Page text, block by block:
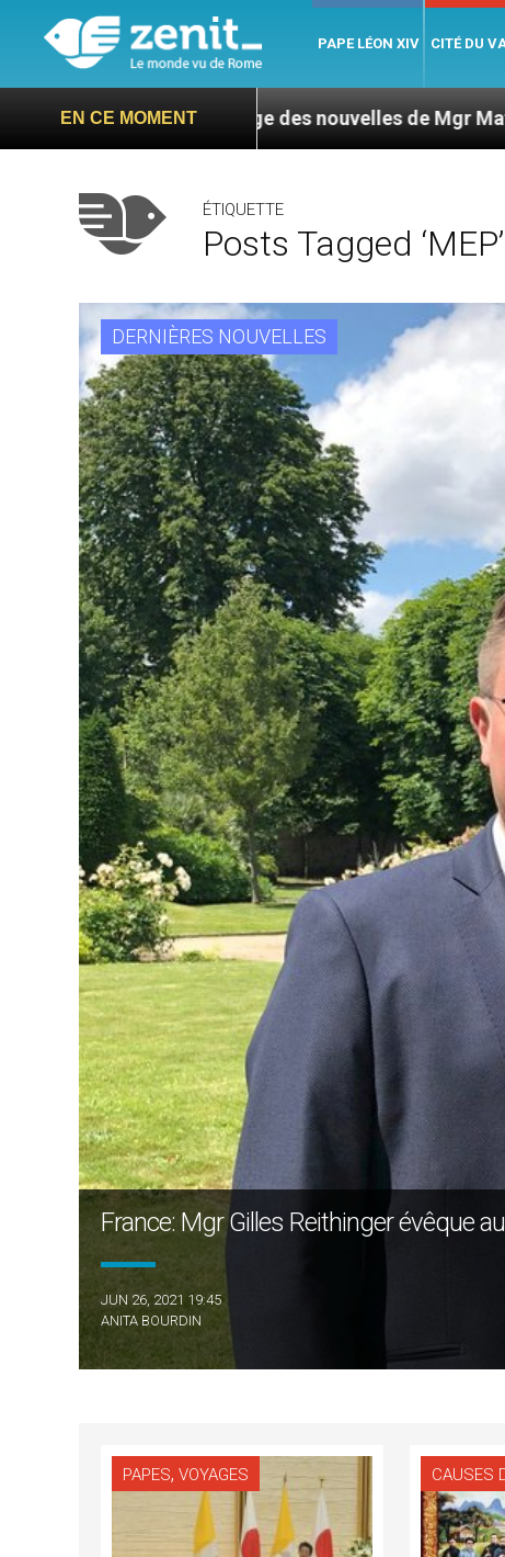
PAPE LÉON XIV CITÉ DU
EN CE MOMENT
L’ONU exige des nouvelles de Mgr Mata Sept
ÉTIQUETTE
Posts Tagged ‘MEP’
DERNIÈRES NOUVELLES
France: Mgr Gilles Reithinger évêque
JUN 26, 2021 19:45
ANITA BOURDIN
PAPES, VOYAGES CAUSES